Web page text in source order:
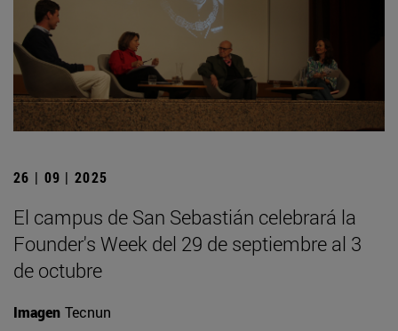
26 | 09 | 2025
El campus de San Sebastián celebrará la
Founder's Week del 29 de septiembre al 3
de octubre
Imagen Tecnun